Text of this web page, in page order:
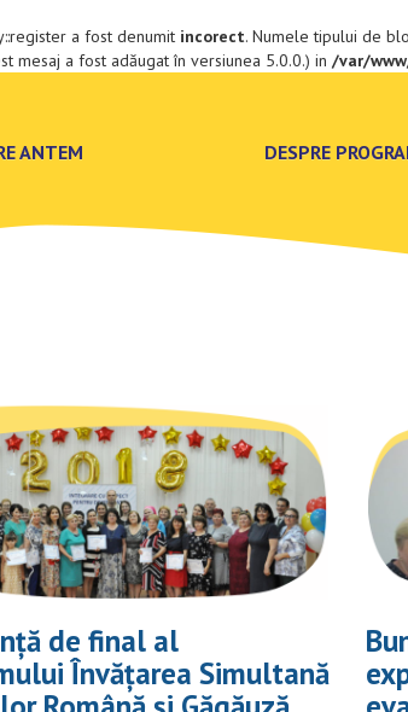
a fost denumit incorect. Numele tipului de
mesaj a fost adăugat în versiunea 5.0.0.) in /var/
ANTEM DESPRE
de final al
Învățarea Simultană